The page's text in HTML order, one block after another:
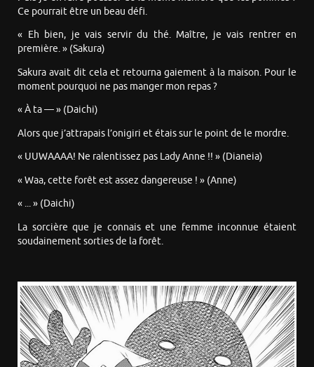
Ce pourrait être un beau défi.
« Eh bien, je vais servir du thé. Maître, je vais rentrer en
première. » (Sakura)
Sakura avait dit cela et retourna gaiement à la maison. Pour le
moment pourquoi ne pas manger mon repas ?
« À ta — » (Daichi)
Alors que j’attrapais l’onigiri et étais sur le point de le mordre.
« UUWAAAA! Ne ralentissez pas Lady Anne !! » (Dianeia)
« Waa, cette forêt est assez dangereuse ! » (Anne)
« ... » (Daichi)
La sorcière que je connais et une femme inconnue étaient
soudainement sorties de la forêt.